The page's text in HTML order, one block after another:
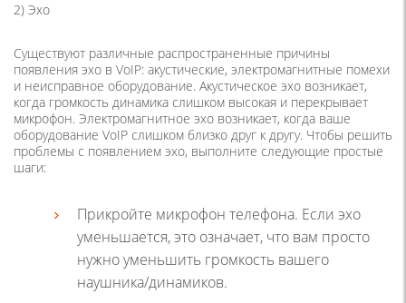
2) Эхо
Существуют различные распространенные причины
появления эхо в VoIP: акустические, электромагнитные помехи
и неисправное оборудование. Акустическое эхо возникает,
когда громкость динамика слишком высокая и перекрывает
микрофон. Электромагнитное эхо возникает, когда ваше
оборудование VoIP слишком близко друг к другу. Чтобы решить
проблемы с появлением эхо, выполните следующие простые
шаги:
Прикройте микрофон телефона. Если эхо
уменьшается, это означает, что вам просто
нужно уменьшить громкость вашего
наушника/динамиков.